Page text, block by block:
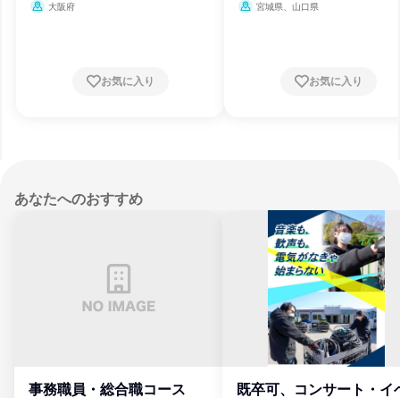
大阪府
お気に入り
宮城県、山口県
お気に入り
あなたへのおすすめ
事務職員・総合職コース
既卒可、コンサート・イ